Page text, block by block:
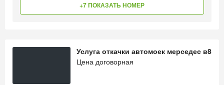
+7 ПОКАЗАТЬ НОМЕР
Услуга откачки автомоек мерседес в8
Цена договорная